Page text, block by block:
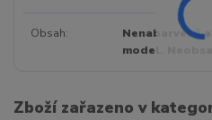
Obsah
Nenabarvený
model.
Zboží zařazeno v